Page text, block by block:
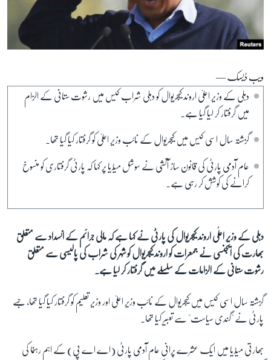
آرٹ
آزادیٔ صحافت
صحت
دلچسپ و عجیب
ویڈیوز
آڈیو
اسپیشل کوریج
اداریہ
FOLLOW US
زبان
ویب ڈیسک —
دہلی کے وزیر اعلیٰ اروند کیجریوال کو دہلی شراب کیس میں رشوت ستانی کے الزام
میں گرفتار کر لیا گیا ہے۔
گزشتہ سال اسی کیس میں کیجریوال کے نائب وزیر اعلیٰ کو گرفتار کیا گیا تھا۔
عام آدمی پارٹی کی قانون ساز آتشی نے سوشل میڈیا پر کہا کہ پارٹی گرفتاری کو منسوخ
کرانے کی کوشش کر رہی ہے۔
دہلی کے وزیر اعلٰی اروند کیجریوال کی پارٹی نے کہا ہے کہ مالی جرائم کے انسداد سے متعلق
بھارت کی ایجنسی نے جمعرات کو اروند کیجریوال کو شہر کی شراب کی پالیسی سے متعلق
رشوت ستانی کے الزامات کے سلسلے میں گرفتار کر لیا ہے۔
گزشتہ سال اسی کیس میں کیجریوال کے نائب وزیر اعلیٰ اور وزیر تعلیم کو گرفتار کیا گیا تھا، جسے
پارٹی نے "گندی سیاست" سے تعبیر کیا تھا۔
بھارتی میڈیا میں ایک عشرے پرانی عام آدمی پارٹی (اے اے پی) کے اہم رہنما کی